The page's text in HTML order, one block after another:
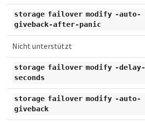
storage failover modify -auto-
giveback-after-panic
Nicht unterstützt
storage failover modify -delay-
seconds
storage failover modify -auto-
giveback